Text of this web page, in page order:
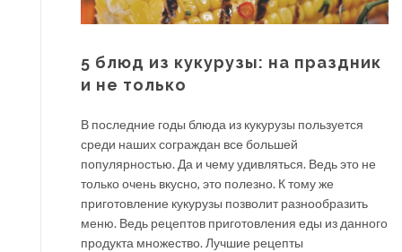
5 блюд из кукурузы: на праздник
и не только
В последние годы блюда из кукурузы пользуется
среди наших сограждан все большей
популярностью. Да и чему удивляться. Ведь это не
только очень вкусно, это полезно. К тому же
приготовление кукурузы позволит разнообразить
меню. Ведь рецептов приготовления еды из данного
продукта множество. Лучшие рецепты